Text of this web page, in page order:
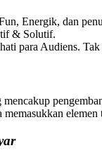
Energik, dan
& Solutif.
para Audiens.